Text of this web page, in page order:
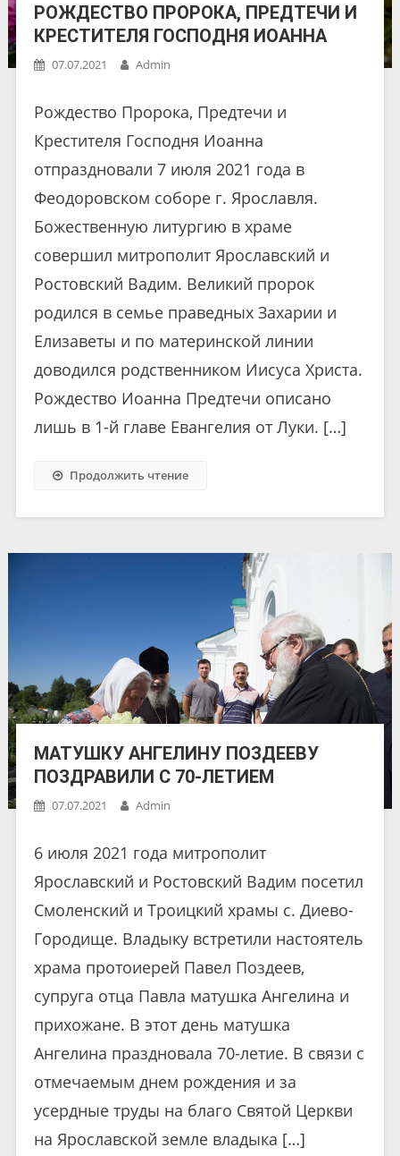
РОЖДЕСТВО ПРОРОКА, ПРЕДТЕЧИ И
КРЕСТИТЕЛЯ ГОСПОДНЯ ИОАННА
07.07.2021 Admin
Рождество Пророка, Предтечи и
Крестителя Господня Иоанна
отпраздновали 7 июля 2021 года в
Феодоровском соборе г. Ярославля.
Божественную литургию в храме
совершил митрополит Ярославский и
Ростовский Вадим. Великий пророк
родился в семье праведных Захарии и
Елизаветы и по материнской линии
доводился родственником Иисуса Христа.
Рождество Иоанна Предтечи описано
лишь в 1-й главе Евангелия от Луки. […]
Продолжить чтение
МАТУШКУ АНГЕЛИНУ ПОЗДЕЕВУ
ПОЗДРАВИЛИ С 70-ЛЕТИЕМ
07.07.2021 Admin
6 июля 2021 года митрополит
Ярославский и Ростовский Вадим посетил
Смоленский и Троицкий храмы с. Диево-
Городище. Владыку встретили настоятель
храма протоиерей Павел Поздеев,
супруга отца Павла матушка Ангелина и
прихожане. В этот день матушка
Ангелина праздновала 70-летие. В связи с
отмечаемым днем рождения и за
усердные труды на благо Святой Церкви
на Ярославской земле владыка […]